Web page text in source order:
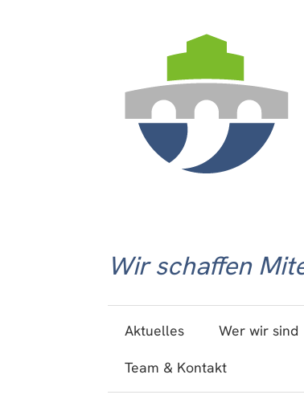
Wir schaffen
Aktuelles Wer wir sind
Team & Kontakt